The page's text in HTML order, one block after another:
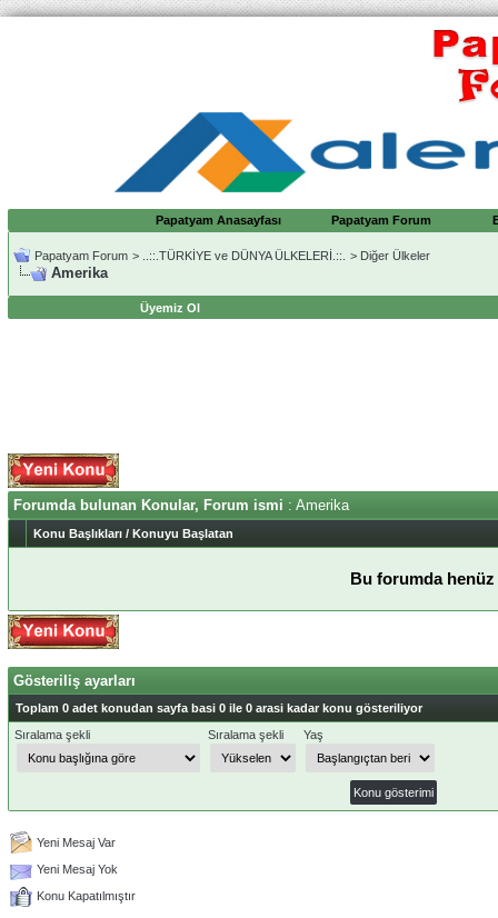
Papatyam Anasayfası Papatyam Forum
Papatyam Forum > ..::.TÜRKİYE ve DÜNYA ÜLKELERİ.::. > Diğer Ülkeler
Amerika
Üyemiz Ol
Forumda bulunan Konular, Forum ismi : Amerika
Konu Başlıkları / Konuyu Başlatan
Bu forumda
Gösteriliş ayarları
Toplam 0 adet konudan sayfa basi 0 ile 0 arasi kadar konu gösteriliyor
Sıralama şekli
Sıralama şekli Yaş
Yeni Mesaj Var
Yeni Mesaj Yok
Konu Kapatılmıştır